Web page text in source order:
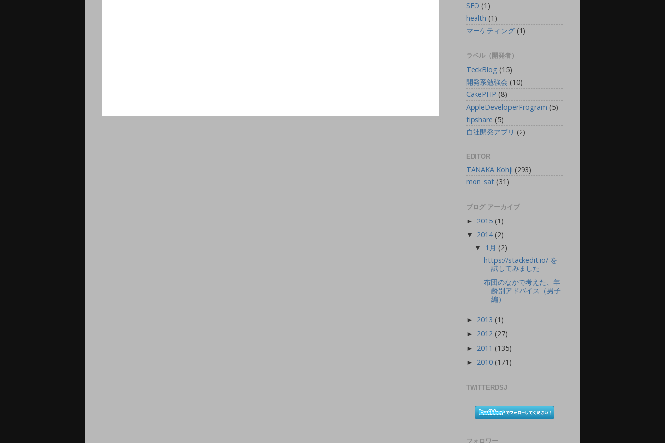
SEO (1)
health (1)
マーケティング (1)
ラベル（開発者）
TeckBlog (15)
開発系勉強会 (10)
CakePHP (8)
AppleDeveloperProgram (5)
tipshare (5)
自社開発アプリ (2)
EDITOR
TANAKA Kohji (293)
mon_sat (31)
ブログ アーカイブ
► 2015 (1)
▼ 2014 (2)
▼ 1月 (2)
https://stackedit.io/ を
試してみました
布団のなかで考えた、年
齢別アドバイス（男子
編）
► 2013 (1)
► 2012 (27)
► 2011 (135)
► 2010 (171)
TWITTERDSJ
フォロワー